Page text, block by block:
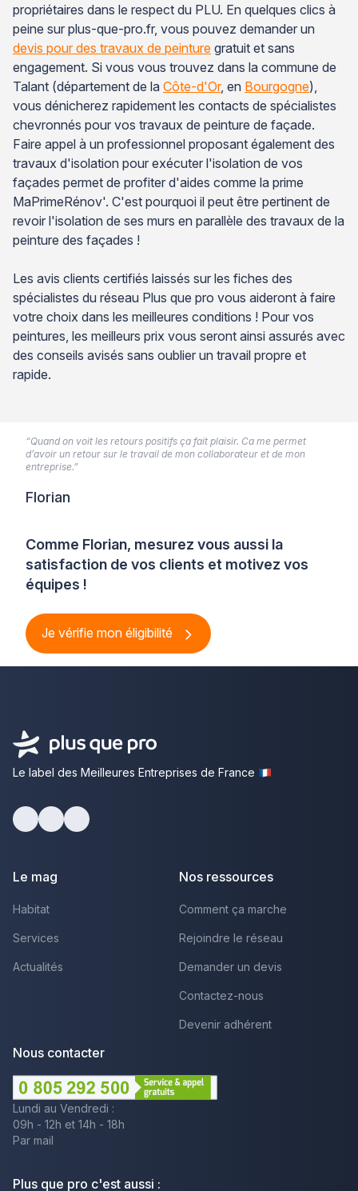
propriétaires dans le respect du PLU. En quelques clics à
peine sur plus-que-pro.fr, vous pouvez demander un
devis pour des travaux de peinture gratuit et sans
engagement. Si vous vous trouvez dans la commune de
Talant (département de la Côte-d'Or, en Bourgogne),
vous dénicherez rapidement les contacts de spécialistes
chevronnés pour vos travaux de peinture de façade.
Faire appel à un professionnel proposant également des
travaux d'isolation pour exécuter l'isolation de vos
façades permet de profiter d'aides comme la prime
MaPrimeRénov'. C'est pourquoi il peut être pertinent de
revoir l'isolation de ses murs en parallèle des travaux de la
peinture des façades !
Les avis clients certifiés laissés sur les fiches des
spécialistes du réseau Plus que pro vous aideront à faire
votre choix dans les meilleures conditions ! Pour vos
peintures, les meilleurs prix vous seront ainsi assurés avec
des conseils avisés sans oublier un travail propre et
rapide.
Comme Florian, mesurez vous aussi la
satisfaction de vos clients et motivez vos
équipes !
Je vérifie mon éligibilité
“Quand on voit les retours positifs ça fait plaisir. Ca me permet
d’avoir un retour sur le travail de mon collaborateur et de mon
entreprise.”
Florian
Le label des Meilleures Entreprises de France
Le mag
Habitat
Services
Actualités
Nos ressources
Comment ça marche
Rejoindre le réseau
Demander un devis
Contactez-nous
Devenir adhérent
Nous contacter
Lundi au Vendredi :
09h - 12h et 14h - 18h
Par mail
Plus que pro c'est aussi :